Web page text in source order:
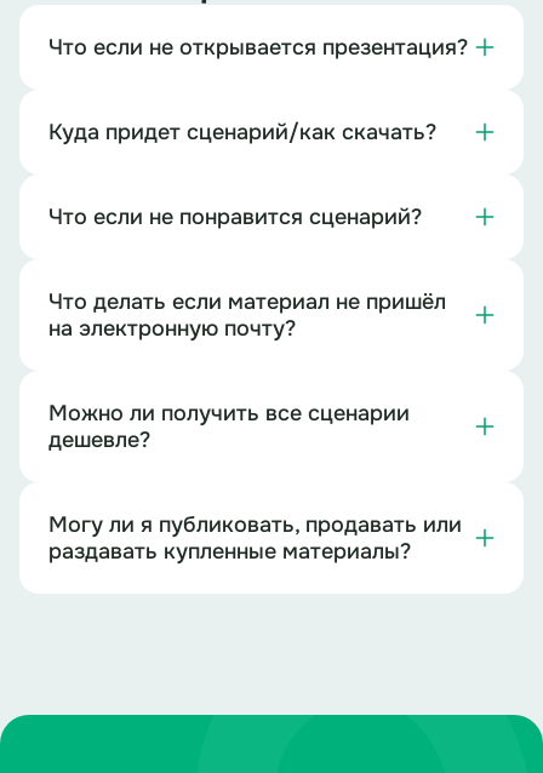
Что если не открывается презентация?
Куда придет сценарий/как скачать?
Что если не понравится сценарий?
Что делать если материал не пришёл
на электронную почту?
Можно ли получить все сценарии
дешевле?
Могу ли я публиковать, продавать или
раздавать купленные материалы?